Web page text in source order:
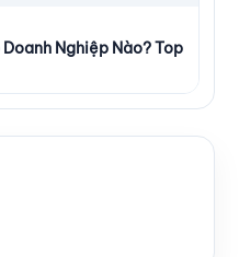
Nghiệp Nào? Top